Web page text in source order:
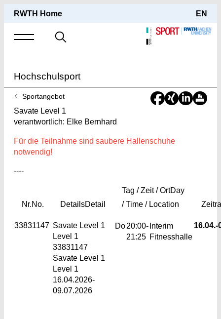
RWTH Home EN
Suche
Hochschulsport
Sie
sind
hier:
Sportangebot
Savate Level 1
verantwortlich: Elke Bernhard
Für die Teilnahme sind saubere Hallenschuhe
notwendig!
----
Nr.No. DetailsDetail
Tag / Zeit / OrtDay
/ Time / Location
33831147 Savate Level 1
Level 1
33831147
Savate Level 1
Level 1
16.04.2026-
09.07.2026
Do20:00-
21:25
Interim
Fitnesshalle
16.04.-